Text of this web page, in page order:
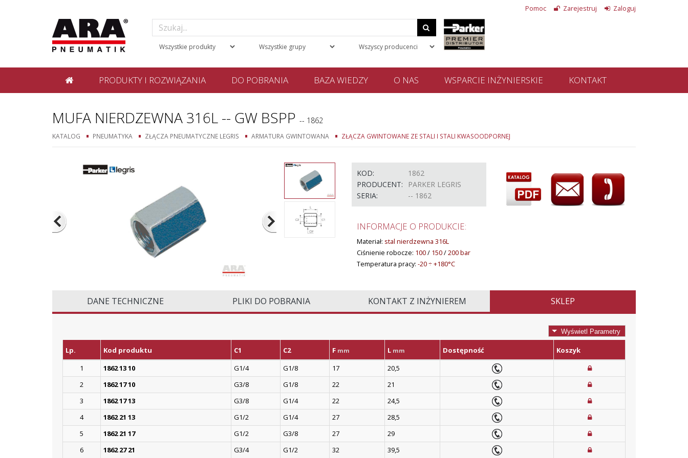
Pomoc Zarejestruj Zaloguj
PRODUKTY I ROZWIĄZANIA DO POBRANIA BAZA WIEDZY O NAS WSPARCIE INŻYNIERSKIE KONTAKT
MUFA NIERDZEWNA 316L -- GW BSPP -- 1862
KATALOG PNEUMATYKA ZŁĄCZA PNEUMATYCZNE LEGRIS ARMATURA GWINTOWANA ZŁĄCZA GWINTOWANE ZE STALI I STALI KWASOODPORNEJ
KOD:
1862
PRODUCENT:
PARKER LEGRIS
SERIA:
-- 1862
INFORMACJE O PRODUKCIE:
Materiał: stal nierdzewna 316L
Ciśnienie robocze: 100/ 150/200 bar
Temperatura pracy: -20 ÷ +180°C
DANE TECHNICZNE PLIKI DO POBRANIA KONTAKT Z INŻYNIEREM SKLEP
Wyświetl Parametry
Lp. Kod produktu C1 C2 F mm L mm Dostępność
Koszyk
1
1862 13 10 G1/4 G1/8 17
20,5
2
1862 17 10 G3/8 G1/8 22
21
3
1862 17 13 G3/8 G1/4 22
24,5
4
1862 21 13 G1/2 G1/4 27
28,5
5
1862 21 17 G1/2 G3/8 27
29
6
1862 27 21 G3/4 G1/2 32 39,5